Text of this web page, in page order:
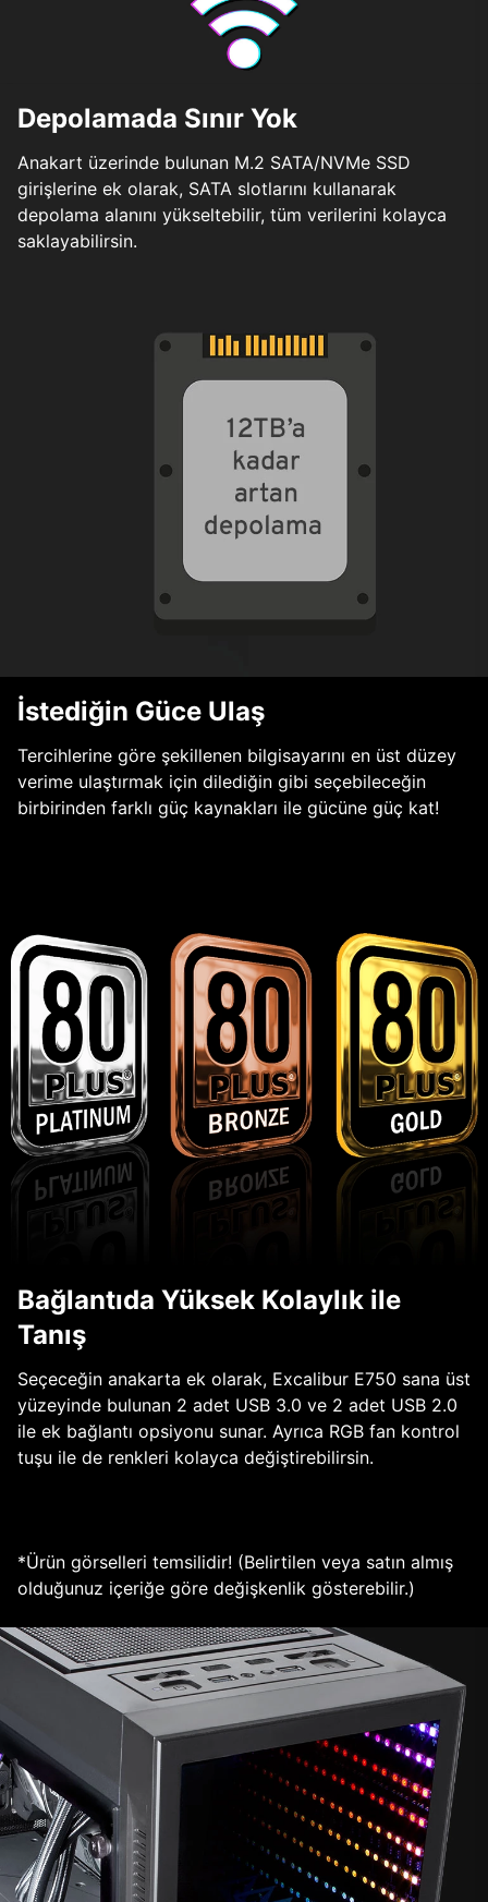
Depolamada Sınır Yok
Anakart üzerinde bulunan M.2 SATA/NVMe SSD
girişlerine ek olarak, SATA slotlarını kullanarak
depolama alanını yükseltebilir, tüm verilerini kolayca
saklayabilirsin.
İstediğin Güce Ulaş
Tercihlerine göre şekillenen bilgisayarını en üst düzey
verime ulaştırmak için dilediğin gibi seçebileceğin
birbirinden farklı güç kaynakları ile gücüne güç kat!
Bağlantıda Yüksek Kolaylık ile
Tanış
Seçeceğin anakarta ek olarak, Excalibur E750 sana üst
yüzeyinde bulunan 2 adet USB 3.0 ve 2 adet USB 2.0
ile ek bağlantı opsiyonu sunar. Ayrıca RGB fan kontrol
tuşu ile de renkleri kolayca değiştirebilirsin.
*Ürün görselleri temsilidir! (Belirtilen veya satın almış
olduğunuz içeriğe göre değişkenlik gösterebilir.)